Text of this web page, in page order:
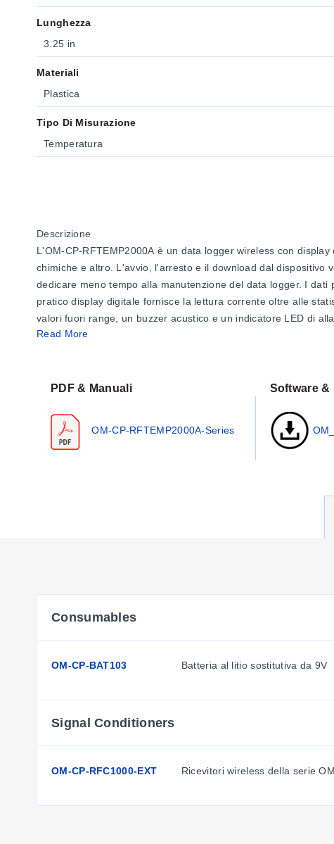
Lunghezza
3.25 in
Materiali
Plastica
Tipo Di Misurazione
Temperatura
Descrizione
L'OM-CP-RFTEMP2000A è un data logger wireless con
chimiche e altro. L'avvio, l'arresto e il download dal dispositivo
dedicare meno tempo alla manutenzione del data logger. I
pratico display digitale fornisce la lettura corrente oltre alle
valori fuori range, un buzzer acustico e un indicatore LED di
Tramite il software, possono essere inviati anche allarmi via
annotazione dati, calibrazione digitale e altro.
Read More
PDF & Manuali
OM-CP-RFTEMP2000A-Series
Software &
Consumables
OM-CP-BAT103 Batteria al litio sostitutiva da 9V
Signal Conditioners
OM-CP-RFC1000-EXT Ricevitori wireless della serie